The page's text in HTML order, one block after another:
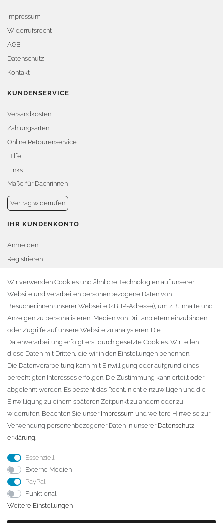
Impressum
Widerrufsrecht
AGB
Datenschutz
Kontakt
KUNDENSERVICE
Versandkosten
Zahlungsarten
Online Retourenservice
Hilfe
Links
Maße für Dachrinnen
Vertrag widerrufen
IHR KUNDENKONTO
Anmelden
Registrieren
Warenkorb
Zur Kasse
KONTAKT
Fa. Steffen Jost
Söbrigener Weg 50
D-01796 Pirna
Telefon:+49 (0)3501 507295
info@dach-teufel.de
Wir verwenden Cookies und ähnliche Technologien auf unserer
Website und verarbeiten personenbezogene Daten von
Besucher:innen unserer Webseite (z.B. IP-Adresse), um z.B. Inhalte und
Anzeigen zu personalisieren, Medien von Drittanbietern einzubinden
oder Zugriffe auf unsere Website zu analysieren. Die
Datenverarbeitung erfolgt erst durch gesetzte Cookies. Wir teilen
diese Daten mit Dritten, die wir in den Einstellungen benennen.
Die Datenverarbeitung kann mit Einwilligung oder aufgrund eines
berechtigten Interesses erfolgen. Die Zustimmung kann erteilt oder
abgelehnt werden. Es besteht das Recht, nicht einzuwilligen und die
Einwilligung zu einem späteren Zeitpunkt zu ändern oder zu
widerrufen. Beachten Sie unser Impressum und weitere Hinweise zur
Verwendung personenbezogener Daten in unserer Daten­schutz­
erklärung.
Essenziell
Externe Medien
PayPal
Funktional
Weitere Einstellungen